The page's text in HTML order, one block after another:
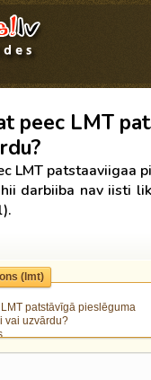
peec LMT
LMT patstaaviigaa
darbiiba nav iisti
patstāvīgā pieslēguma
vai uzvārdu?
(lmt)